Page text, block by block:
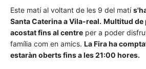
Este matí al voltant de les 9 del matí
Santa Caterina a Vila-real. Multitud de
acostat fins al centre per a poder
família com en amics. La Fira ha
estaràn oberts fins a les 21:00 hores.